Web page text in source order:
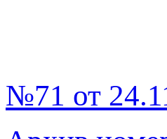
№71 от